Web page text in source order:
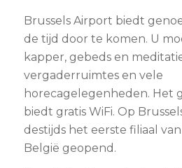
Brussels Airport biedt
de tijd door te komen. U
kapper, gebeds en
vergaderruimtes en vele
horecagelegenheden. Het
biedt gratis WiFi. Op
destijds het eerste filiaal
België geopend.